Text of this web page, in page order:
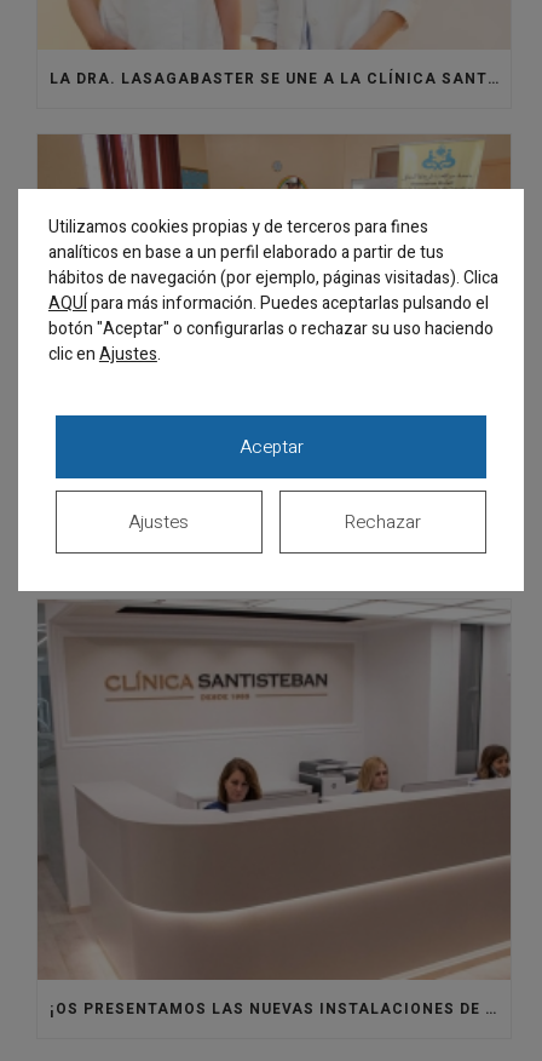
LA DRA. LASAGABASTER SE UNE A LA CLÍNICA SANTISTEBAN PARA REFORZAR EL ÁREA DE ORTODONCIA
¡OS PRESENTAMOS LAS NUEVAS INSTALACIONES DE CLÍNICA SANTISTEBAN!
Utilizamos cookies propias y de terceros para fines
analíticos en base a un perfil elaborado a partir de tus
hábitos de navegación (por ejemplo, páginas visitadas). Clica
AQUÍpara más información. Puedes aceptarlas pulsando el
botón "Aceptar" o configurarlas o rechazar su uso haciendo
clic enAjustes.
Aceptar
Rechazar
Ajustes